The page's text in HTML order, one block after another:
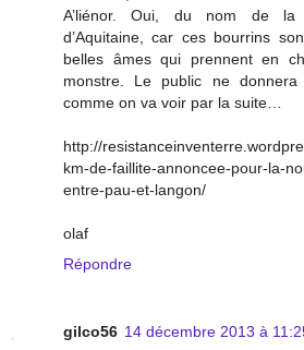
A’liénor. Oui, du nom de la
d’Aquitaine, car ces bourrins
belles âmes qui prennent en
monstre. Le public ne
comme on va voir par la suite…
http://
km-de-faillite-annoncee-pour-la-
entre-pau-et-langon/
olaf
Répondre
gilco56 14 décembre 2013 à